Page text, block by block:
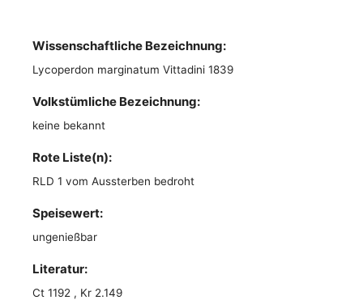
Wissenschaftliche Bezeichnung:
Lycoperdon marginatum Vittadini 1839
Volkstümliche Bezeichnung:
keine bekannt
Rote Liste(n):
RLD 1 vom Aussterben bedroht
Speisewert:
ungenießbar
Literatur:
Ct 1192 , Kr 2.149